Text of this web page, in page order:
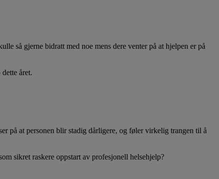
så gjerne bidratt med noe mens dere venter på at hjelpen er på
året.
på at personen blir stadig dårligere, og føler virkelig trangen til å
sikret raskere oppstart av profesjonell helsehjelp?